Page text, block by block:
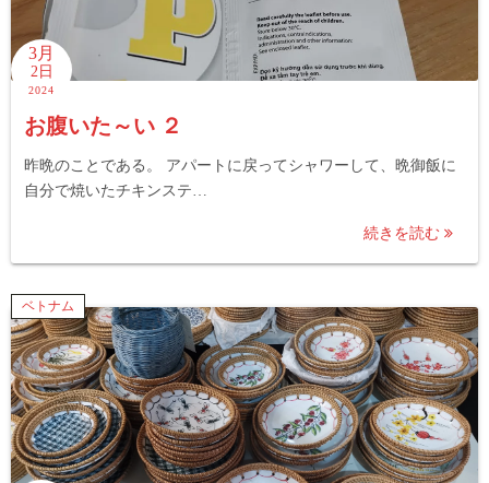
3月
2日
2024
お腹いた～い ２
昨晩のことである。 アパートに戻ってシャワーして、晩御飯に
自分で焼いたチキンステ…
続きを読む
ベトナム